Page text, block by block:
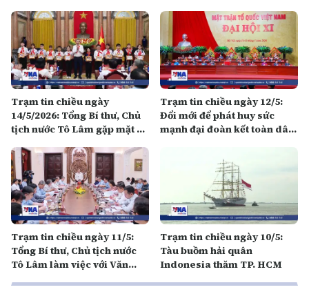
Trạm tin chiều ngày
14/5/2026: Tổng Bí thư, Chủ
tịch nước Tô Lâm gặp mặt 85
Trạm tin chiều ngày 12/5:
Đổi mới để phát huy sức
mạnh đại đoàn kết toàn dân
Trạm tin chiều ngày 11/5:
Tổng Bí thư, Chủ tịch nước
Tô Lâm làm việc với Văn
Trạm tin chiều ngày 10/5:
Tàu buồm hải quân
Indonesia thăm TP. HCM